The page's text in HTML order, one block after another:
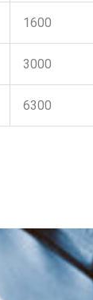
1600
3000
6300